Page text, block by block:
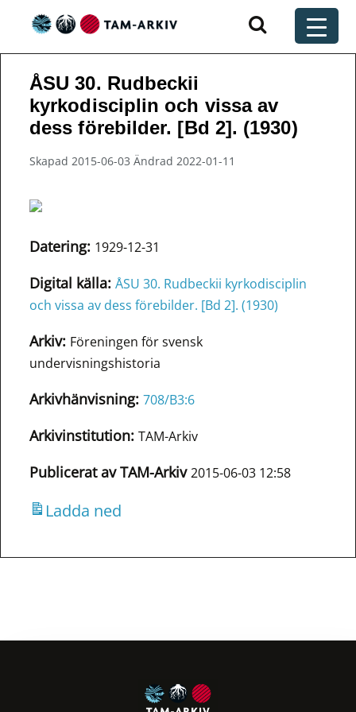
Huvudnavigering
ÅSU 30. Rudbeckii
kyrkodisciplin och vissa av
dess förebilder. [Bd 2]. (1930)
Skapad 2015-06-03 Ändrad 2022-01-11
Datering: 1929-12-31
Digital källa: ÅSU 30. Rudbeckii kyrkodisciplin
och vissa av dess förebilder. [Bd 2]. (1930)
Arkiv: Föreningen för svensk
undervisningshistoria
Arkivhänvisning: 708/B3:6
Arkivinstitution: TAM-Arkiv
Publicerat av TAM-Arkiv2015-06-03 12:58
Ladda ned